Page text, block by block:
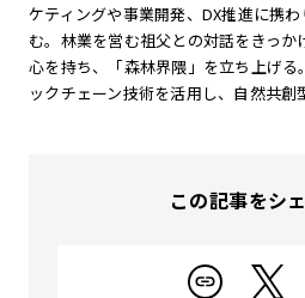
ケティングや事業開発、DX推進に携
む。林業を営む祖父との対話をきっ
心を持ち、「森林界隈」を立ち上げ
ックチェーン技術を活用し、自然共創
この記事をシ